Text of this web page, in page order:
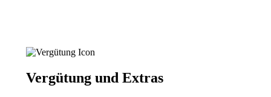
Vergütung und Extras